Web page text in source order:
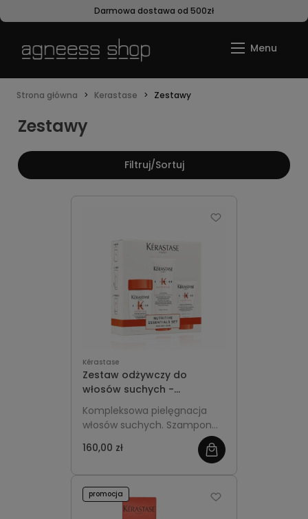
Darmowa dostawa od 500zł
Strona główna Kerastase Zestawy
Zestawy
Filtruj/Sortuj
Kérastase
Zestaw odżywczy do
włosów suchych -
Kérastase Nutritive
Discovery Szampon 80ml +
Odżywka 75ml + Mleczko
termiczne 50ml
Kompleksowa pielęgnacja
włosów suchych. Szampon
intensywnie odżywia i nawilża,
odżywka regeneruje i
przed ciepłem i redukuje
puszenie.
160,00 zł
promocja